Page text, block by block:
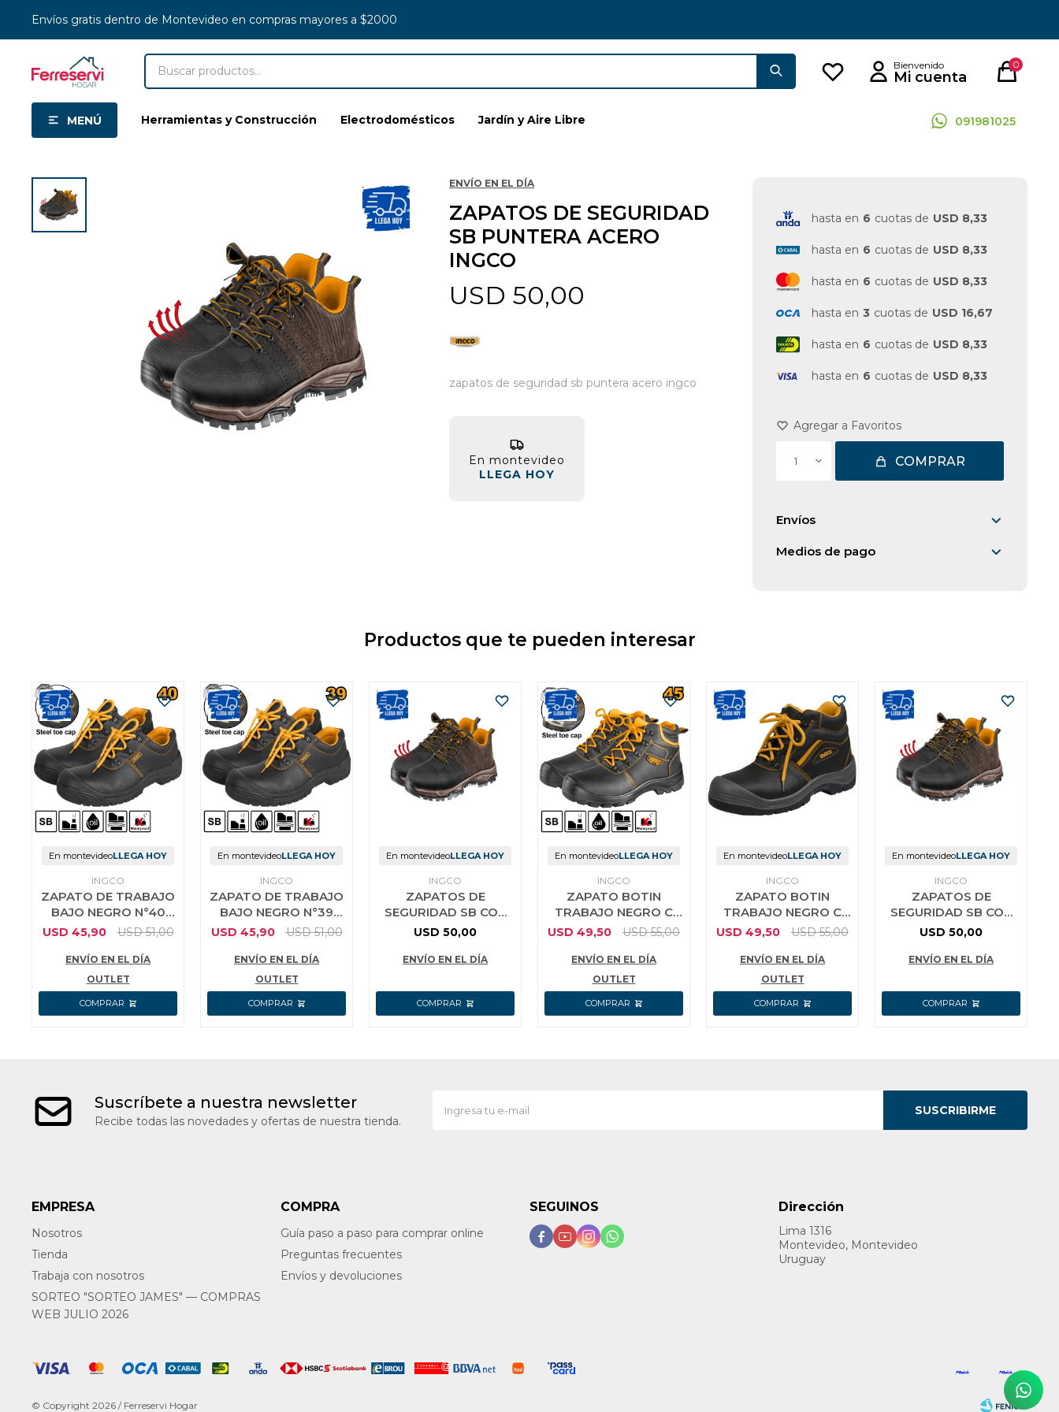
MENÚ Herramientas y Construcción Electrodomésticos Jardín y Aire Libre 091981025
0
Envíos gratis dentro de Montevideo en compras mayores a $2000
ENVÍO EN EL DÍA
ZAPATOS DE SEGURIDAD
SB PUNTERA ACERO
INGCO
USD 50,00
zapatos de seguridad sb puntera acero ingco
En montevideo
LLEGA HOY
hasta en 6 cuotas de USD 8,33
hasta en 6 cuotas de USD 8,33
hasta en 6 cuotas de USD 8,33
hasta en 3 cuotas de USD 16,67
hasta en 6 cuotas de USD 8,33
hasta en 6 cuotas de USD 8,33
1 COMPRAR
Envíos
Medios de pago
Productos que te pueden interesar
En montevideoLLEGA HOY
INGCO
ZAPATO DE TRABAJO
BAJO NEGRO N°40
INGCO SSH03SB.40
USD 45,90 USD 51,00
ENVÍO EN EL DÍA
OUTLET
En montevideoLLEGA HOY
INGCO
ZAPATO DE TRABAJO
BAJO NEGRO N°39
INGCO SSH03SB.39
USD 45,90 USD 51,00
ENVÍO EN EL DÍA
OUTLET
En montevideoLLEGA HOY
INGCO
ZAPATOS DE
SEGURIDAD SB CON
PUNTERA ACERO
SSH82SB.46
USD 50,00
ENVÍO EN EL DÍA
En montevideoLLEGA HOY
INGCO
ZAPATO BOTIN
TRABAJO NEGRO C
PUNTERA DE
USD 49,50 USD 55,00
ENVÍO EN EL DÍA
OUTLET
En montevideoLLEGA HOY
INGCO
ZAPATO BOTIN
TRABAJO NEGRO C
PUNTERA DE
USD 49,50 USD 55,00
ENVÍO EN EL DÍA
OUTLET
En montevideoLLEGA HOY
INGCO
ZAPATOS DE
SEGURIDAD SB CON
PUNTERA ACERO
USD 50,00
ENVÍO EN EL DÍA
Suscríbete a nuestra newsletter
Recibe todas las novedades y ofertas de nuestra tienda.
SUSCRIBIRME
EMPRESA
Nosotros
Tienda
Trabaja con nosotros
SORTEO "SORTEO JAMES" — COMPRAS
WEB JULIO 2026
COMPRA
Guía paso a paso para comprar online
Preguntas frecuentes
Envíos y devoluciones
Dirección
Lima 1316
Montevideo, Montevideo
Uruguay
SEGUINOS
   
© Copyright 2026 / Ferreservi Hogar